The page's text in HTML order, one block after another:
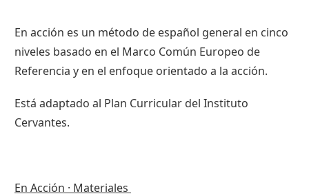
En acción es un método de español general en cinco
niveles basado en el Marco Común Europeo de
Referencia y en el enfoque orientado a la acción.
Está adaptado al Plan Curricular del Instituto
Cervantes.
En Acción · Materiales